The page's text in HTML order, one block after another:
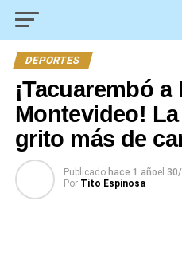
DEPORTES
¡Tacuarembó a
Montevideo!
grito más de
Publicado hace 1 añoel
Por Tito Espinosa